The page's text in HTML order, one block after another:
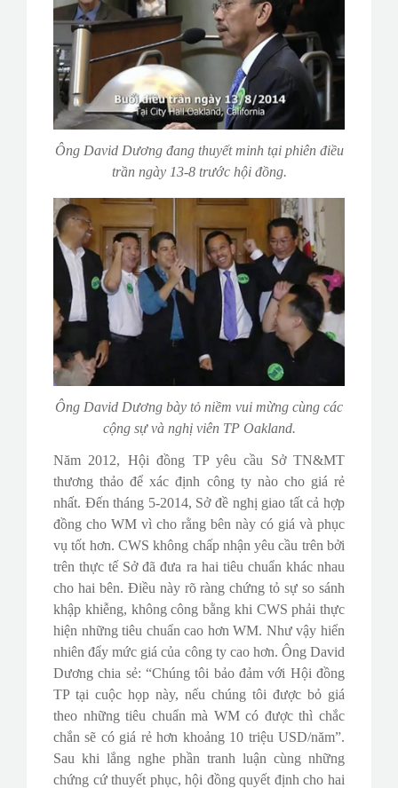
Ông David Dương đang thuyết minh tại phiên điều
trần ngày 13-8 trước hội đồng.
Ông David Dương bày tỏ niềm vui mừng cùng các
cộng sự và nghị viên TP Oakland.
Năm 2012, Hội đồng TP yêu cầu Sở TN&MT
thương thảo để xác định công ty nào cho giá rẻ
nhất. Đến tháng 5-2014, Sở đề nghị giao tất cả hợp
đồng cho WM vì cho rằng bên này có giá và phục
vụ tốt hơn. CWS không chấp nhận yêu cầu trên bởi
trên thực tế Sở đã đưa ra hai tiêu chuẩn khác nhau
cho hai bên. Điều này rõ ràng chứng tỏ sự so sánh
khập khiễng, không công bằng khi CWS phải thực
hiện những tiêu chuẩn cao hơn WM. Như vậy hiển
nhiên đẩy mức giá của công ty cao hơn. Ông David
Dương chia sẻ: “Chúng tôi bảo đảm với Hội đồng
TP tại cuộc họp này, nếu chúng tôi được bỏ giá
theo những tiêu chuẩn mà WM có được thì chắc
chắn sẽ có giá rẻ hơn khoảng 10 triệu USD/năm”.
Sau khi lắng nghe phần tranh luận cùng những
chứng cứ thuyết phục, hội đồng quyết định cho hai